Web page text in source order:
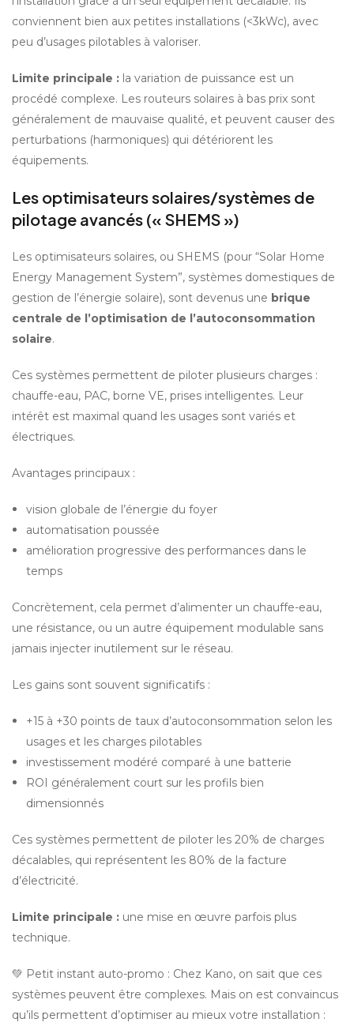
conviennent bien aux petites installations (<3kWc), avec
peu d’usages pilotables à valoriser.
Limite principale : la variation de puissance est un
procédé complexe. Les routeurs solaires à bas prix sont
généralement de mauvaise qualité, et peuvent causer des
perturbations (harmoniques) qui détériorent les
équipements.
Les optimisateurs solaires/systèmes de
pilotage avancés (« SHEMS »)
Les optimisateurs solaires, ou SHEMS (pour “Solar Home
Energy Management System”, systèmes domestiques de
gestion de l’énergie solaire), sont devenus une brique
centrale de l’optimisation de l’autoconsommation
solaire.
Ces systèmes permettent de piloter plusieurs charges :
chauffe-eau, PAC, borne VE, prises intelligentes. Leur
intérêt est maximal quand les usages sont variés et
électriques.
Avantages principaux :
vision globale de l’énergie du foyer
automatisation poussée
amélioration progressive des performances dans le
temps
Concrètement, cela permet d’alimenter un chauffe-eau,
une résistance, ou un autre équipement modulable sans
jamais injecter inutilement sur le réseau.
Les gains sont souvent significatifs :
+15 à +30 points de taux d’autoconsommation selon les
usages et les charges pilotables
investissement modéré comparé à une batterie
ROI généralement court sur les profils bien
dimensionnés
Ces systèmes permettent de piloter les 20% de charges
décalables, qui représentent les 80% de la facture
d’électricité.
Limite principale : une mise en œuvre parfois plus
technique.
💚 Petit instant auto-promo : Chez Kano, on sait que ces
systèmes peuvent être complexes. Mais on est convaincus
qu’ils permettent d’optimiser au mieux votre installation :